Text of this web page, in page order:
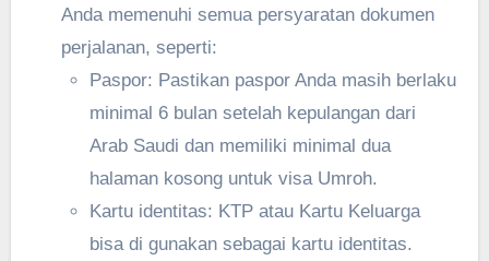
Anda memenuhi semua persyaratan dokumen
perjalanan, seperti:
Paspor: Pastikan paspor Anda masih berlaku
minimal 6 bulan setelah kepulangan dari
Arab Saudi dan memiliki minimal dua
halaman kosong untuk visa Umroh.
Kartu identitas: KTP atau Kartu Keluarga
bisa di gunakan sebagai kartu identitas.